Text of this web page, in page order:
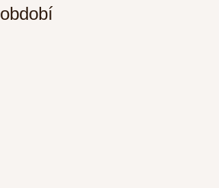
období